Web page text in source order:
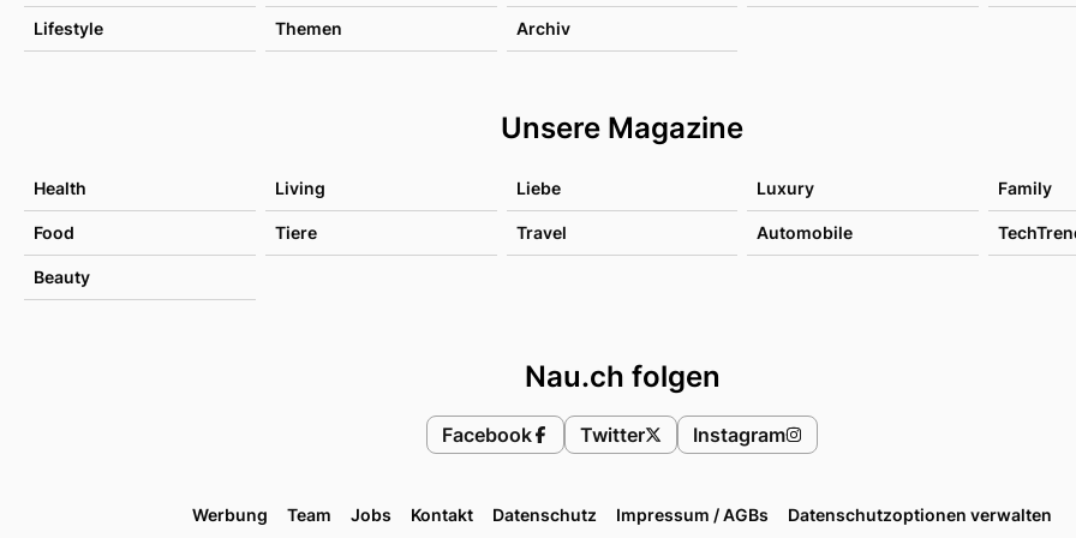
Lifestyle Themen Archiv
Unsere Magazine
Health Living Liebe Luxury Family
Food Tiere Travel Automobile
Beauty
Nau.ch folgen
Facebook Twitter Instagram
Werbung Team Jobs Kontakt Datenschutz Impressum / AGBs Datenschutzoptionen verwalten